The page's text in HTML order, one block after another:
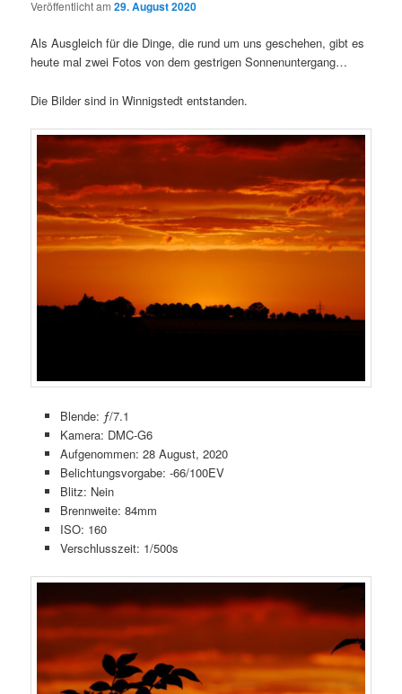
Veröffentlicht am29. August 2020
Als Ausgleich für die Dinge, die rund um uns geschehen, gibt es
heute mal zwei Fotos von dem gestrigen Sonnenuntergang…
Die Bilder sind in Winnigstedt entstanden.
Blende: ƒ/7.1
Kamera: DMC-G6
Aufgenommen: 28 August, 2020
Belichtungsvorgabe: -66/100EV
Blitz: Nein
Brennweite: 84mm
ISO: 160
Verschlusszeit: 1/500s